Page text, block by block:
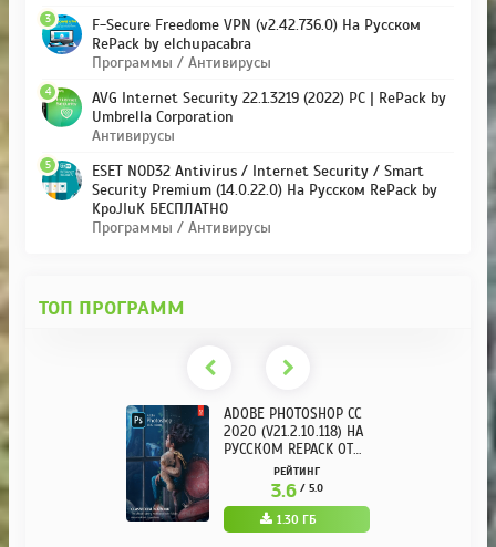
F-Secure Freedome VPN (v2.42.736.0) На Русском
RePack by elchupacabra
Программы / Антивирусы
3
AVG Internet Security 22.1.3219 (2022) PC | RePack by
Umbrella Corporation
Антивирусы
4
ESET NOD32 Antivirus / Internet Security / Smart
Security Premium (14.0.22.0) На Русском RePack by
KpoJIuK БЕСПЛАТНО
Программы / Антивирусы
5
ТОП ПРОГРАММ
ADOBE PHOTOSHOP CC
2020 (V21.2.10.118) НА
РУССКОМ REPACK ОТ
KPOJIUKРЕЙТИНГ
3.6/ 5.0
1.30 ГБ